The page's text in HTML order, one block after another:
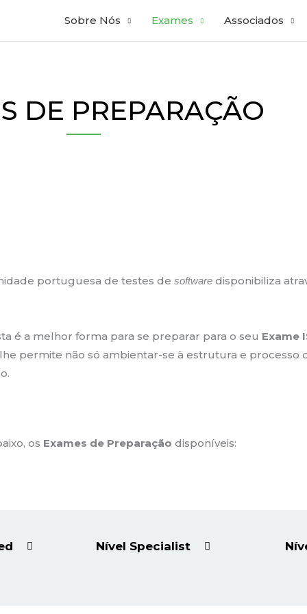
Sobre Nós Exames Associados
DE PREPARAÇÃO
portuguesa de testes de software disponibiliza
é a melhor forma para se preparar para o seu Exame
permite não só ambientar-se à estrutura e processo
os Exames de Preparação disponíveis:
Nível Specialist